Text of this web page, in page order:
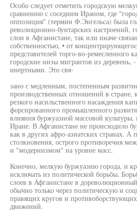
Особо следует отметить городскую
сравнению с соседним Ираном, где
оппозиция" (термин Ф.Энгельса) была
революционно-бунтарских настроений,
слои в Афганистане, так или иначе
собственностью, • от
представителей торго-во-ремесленного
городские низы мигрантов из деревень,
инертными. Это свя-
зано с медленным, постепенным
производственных отношений в стране,
резкого насильственного насаждения
форсированного промышленного
влияния буржуазной массовой
Иране. В Афганистане не происходило
как в других афро-азиатских странах. А
столкновения, острого противоречия
и "модернизмом" на уровне масс.
Конечно, мелкую буржуазию города, и
исключать из политической борьбы.
слоев в Афганистане в
обычно только через политическую и
правящих кругов и
движений.